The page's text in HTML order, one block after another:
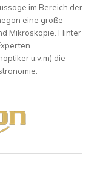
im Bereich der
eine große
Mikroskopie. Hinter
u.v.m) die